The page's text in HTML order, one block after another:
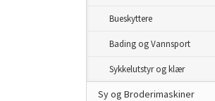
Bueskyttere
Bading og Vannsport
Sykkelutstyr og klær
Sy og Broderimaskiner